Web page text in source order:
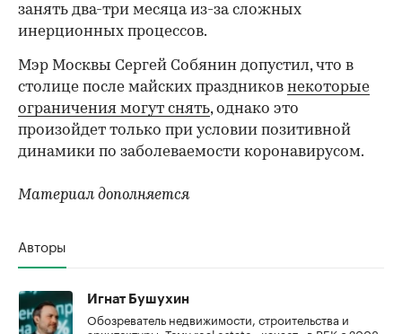
занять два-три месяца из-за сложных
инерционных процессов.
Мэр Москвы Сергей Собянин допустил, что в
столице после майских праздников некоторые
ограничения могут снять, однако это
произойдет только при условии позитивной
динамики по заболеваемости коронавирусом.
Материал дополняется
Авторы
Игнат Бушухин
Обозреватель недвижимости, строительства и